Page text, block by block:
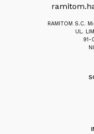
RAMITOM S.C.
UL.
91-